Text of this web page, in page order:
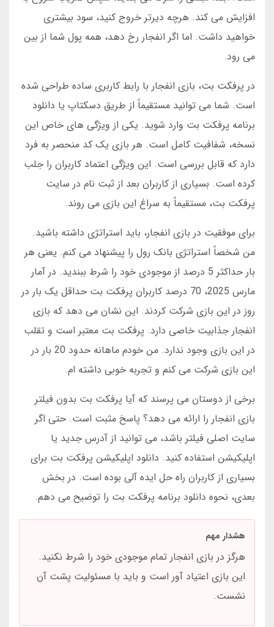
افزایش می کند. هرچه دیرتر خروج کنید، سود بیشتری
خواهید داشت. اما اگر انفجار رخ دهد، همه پول شما از بین
می رود.
در پرفکت بت، بازی انفجار با رابط کاربری ساده طراحی شده
است. شما می توانید مستقیماً از طریق دسکتاپ یا دانلود
برنامه پرفکت بت وارد شوید. یکی از ویژگی های خاص این
نسخه، شفافیت کامل است. هر بازی یک کد منحصر به فرد
دارد که قابل بررسی است. این ویژگی اعتماد کاربران را جلب
کرده است. بسیاری از کاربران بعد از ثبت نام در سایت
پرفکت بت، مستقیماً به سراغ این بازی می روند.
برای موفقیت در بازی انفجار، باید استراتژی داشته باشید.
من شخصاً استراتژی بانک رول را پیشنهاد می کنم. یعنی هر
بار حداکثر 5 درصد از موجودی خود را شرط ببندید. در آمار
مارس 2025، 70 درصد کاربران پرفکت بت حداقل یک بار در
روز در این بازی شرکت کردند. این نشان می دهد که بازی
انفجار جذابیت خاصی دارد. پرفکت بت معتبر است و تقلب
در این بازی وجود ندارد. من خودم ماهانه حدود 20 بار در
این بازی شرکت می کنم و تجربه خوبی داشته ام.
برخی از دوستان می پرسند که آیا پرفکت بت بدون فیلتر
بازی انفجار را ارائه می دهد؟ پاسخ مثبت است. حتی اگر
سایت اصلی فیلتر باشد، می توانید از آدرس جدید یا
اپلیکیشن استفاده کنید. دانلود اپلیکیشن پرفکت بت برای
بسیاری از کاربران راه حل ایده آلی بوده است. در بخش
بعدی، نحوه دانلود برنامه پرفکت بت را توضیح می دهم.
هشدار مهم
هرگز در بازی انفجار تمام موجودی خود را شرط نکنید.
این بازی اعتیاد آور است و باید با مسئولیت پشت آن
نشست.